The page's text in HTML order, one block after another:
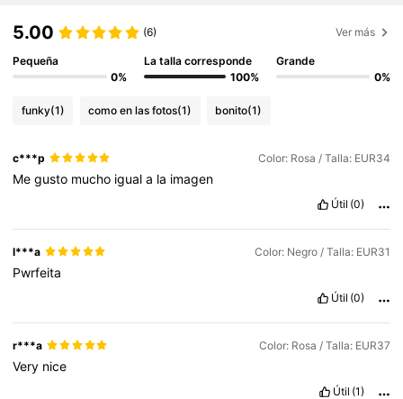
5.00 (6) Ver más
Pequeña
0%
La talla corresponde
100%
Grande
0%
funky(1) como en las fotos(1) bonito(1)
c***p Color: Rosa / Talla: EUR34
Megusto mucho iguala la imagen
Útil (0)
l***a Color: Negro / Talla: EUR31
Pwrfeita
Útil (0)
r***a Color: Rosa / Talla: EUR37
Very nice
Útil (1)